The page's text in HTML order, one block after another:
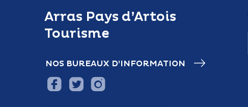
Arras Pays d’Artois
Tourisme
NOS BUREAUX D’INFORMATION